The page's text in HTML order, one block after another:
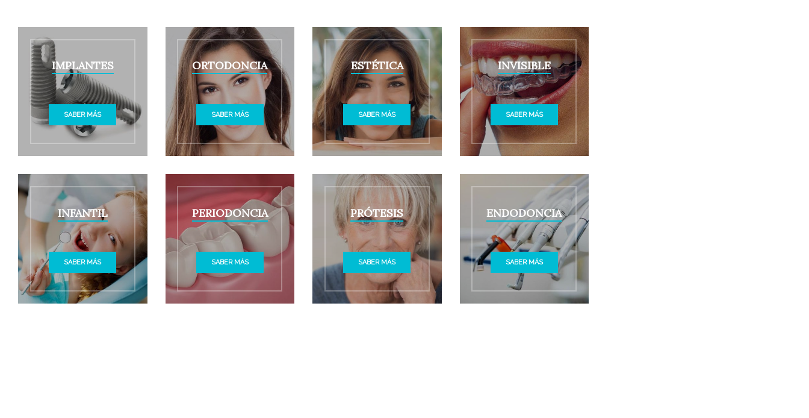
IMPLANTES
SABER MÁS
ORTODONCIA
SABER MÁS
ESTÉTICA
SABER MÁS
INVISIBLE
SABER MÁS
INFANTIL
SABER MÁS
PERIODONCIA
SABER MÁS
PRÓTESIS
SABER MÁS
ENDODONCIA
SABER MÁS